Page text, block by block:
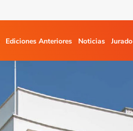
Ediciones Anteriores Noticias Jurado